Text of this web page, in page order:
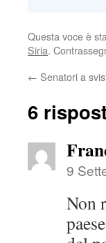
Questa voce è
Siria.
← Senatori a
6
9
Non